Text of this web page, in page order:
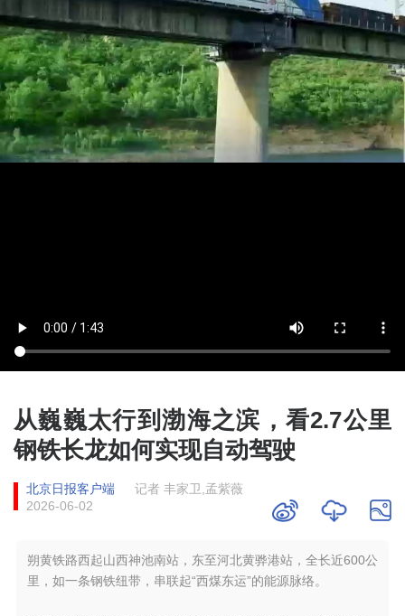
从巍巍太行到渤海之滨，看2.7公里
钢铁长龙如何实现自动驾驶
北京日报客户端
记者 丰家卫,孟紫薇
2026-06-02
朔黄铁路西起山西神池南站，东至河北黄骅港站，全长近600公
里，如一条钢铁纽带，串联起“西煤东运”的能源脉络。